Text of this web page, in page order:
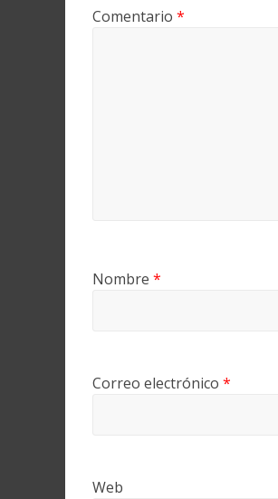
Comentario *
Nombre *
Correo electrónico *
Web